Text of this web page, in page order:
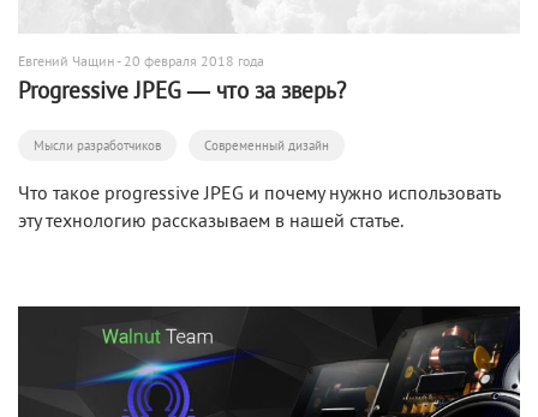
Евгений Чащин- 20 февраля 2018 года
Progressive JPEG — что за зверь?
Мысли разработчиков Современный дизайн
Что такое progressive JPEG и почему нужно использовать
эту технологию рассказываем в нашей статье.